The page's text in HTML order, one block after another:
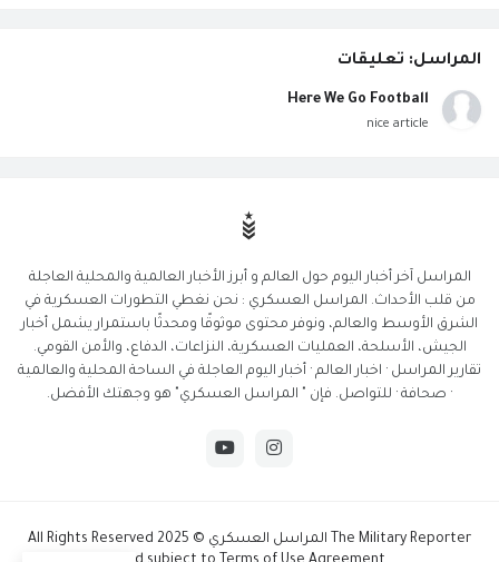
المراسل: تعليقات
Here We Go Football
nice article
المراسل آخر أخبار اليوم حول العالم و أبرز الأخبار العالمية والمحلية العاجلة
من قلب الأحداث. المراسل العسكري : نحن نغطي التطورات العسكرية في
الشرق الأوسط والعالم، ونوفر محتوى موثوقًا ومحدثًا باستمرار يشمل أخبار
الجيش، الأسلحة، العمليات العسكرية، النزاعات، الدفاع، والأمن القومي.
تقارير المراسل · اخبار العالم · أخبار اليوم العاجلة في الساحة المحلية والعالمية
· صحافة · للتواصل. فإن " المراسل العسكري" هو وجهتك الأفضل.
The Military Reporter المراسل العسكري © 2025 All Rights Reserved